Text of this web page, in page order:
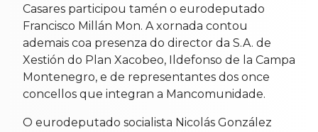
Casares participou tamén o eurodeputado
Francisco Millán Mon. A xornada contou
ademais coa presenza do director da S.A. de
Xestión do Plan Xacobeo, Ildefonso de la Campa
Montenegro, e de representantes dos once
concellos que integran a Mancomunidade.
O eurodeputado socialista Nicolás González